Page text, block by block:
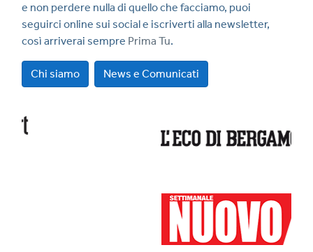
e non perdere nulla di quello che facciamo, puoi
seguirci online sui social e iscriverti alla newsletter,
così arriverai sempre Prima Tu.
Chi siamo News e Comunicati